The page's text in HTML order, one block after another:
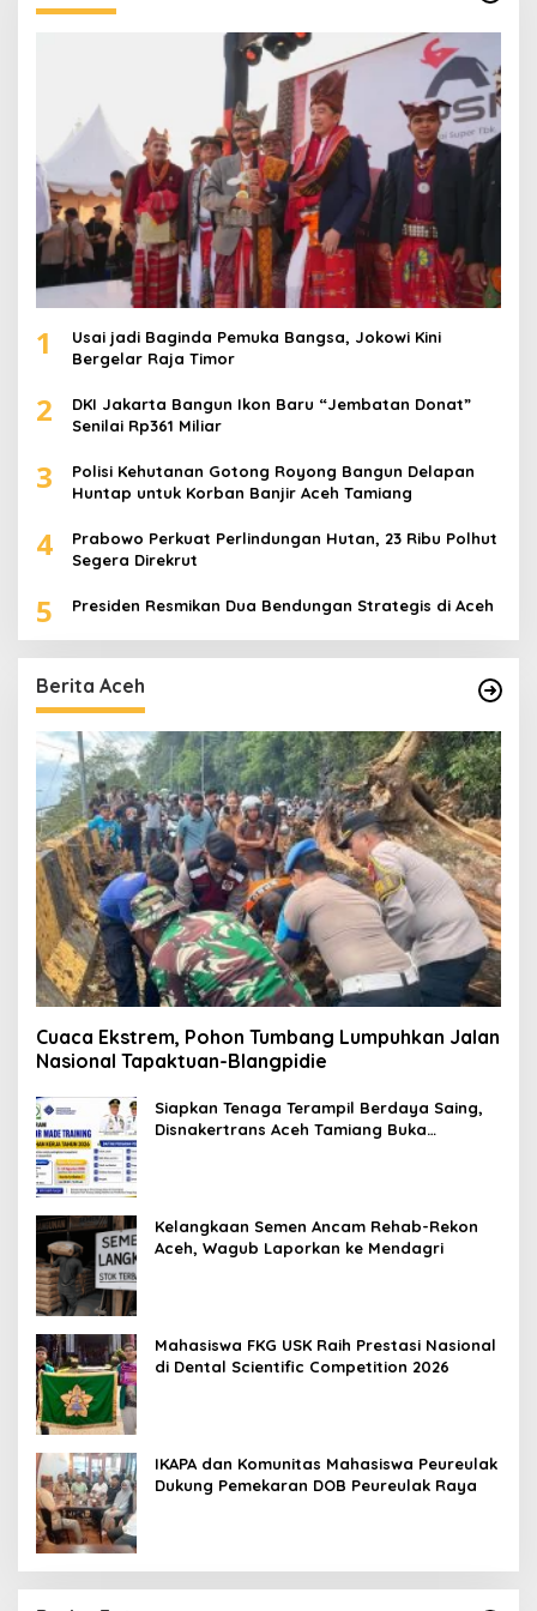
t
1
Usai jadi Baginda Pemuka Bangsa, Jokowi Kini
Bergelar Raja Timor
2
DKI Jakarta Bangun Ikon Baru “Jembatan Donat”
Senilai Rp361 Miliar
3
Polisi Kehutanan Gotong Royong Bangun Delapan
Huntap untuk Korban Banjir Aceh Tamiang
4
Prabowo Perkuat Perlindungan Hutan, 23 Ribu Polhut
Segera Direkrut
5 Presiden Resmikan Dua Bendungan Strategis di Aceh
Berita Aceh
Cuaca Ekstrem, Pohon Tumbang Lumpuhkan Jalan
Nasional Tapaktuan-Blangpidie
Siapkan Tenaga Terampil Berdaya Saing,
Disnakertrans Aceh Tamiang Buka
Kelangkaan Semen Ancam Rehab-Rekon
Aceh, Wagub Laporkan ke Mendagri
Mahasiswa FKG USK Raih Prestasi Nasional
di Dental Scientific Competition 2026
IKAPA dan Komunitas Mahasiswa Peureulak
Dukung Pemekaran DOB Peureulak Raya